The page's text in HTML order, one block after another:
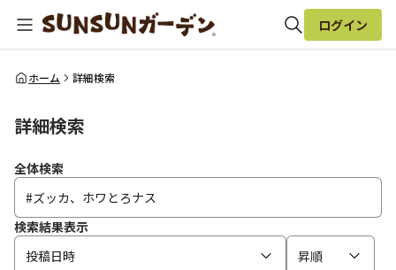
全体検索
ログイン
ホーム 詳細検索
詳細検索
全体検索
検索結果表示
投稿日時
昇順